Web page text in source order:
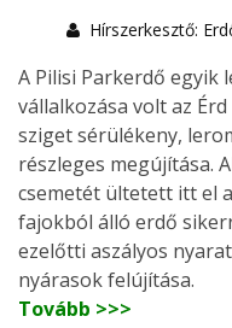
Hírszerkesztő:
A Pilisi Parkerdő egyik
vállalkozása volt az
sziget sérülékeny,
részleges megújítása.
csemetét ültetett itt el
fajokból álló erdő
ezelőtti aszályos
nyárasok felújítása.
Tovább >>>